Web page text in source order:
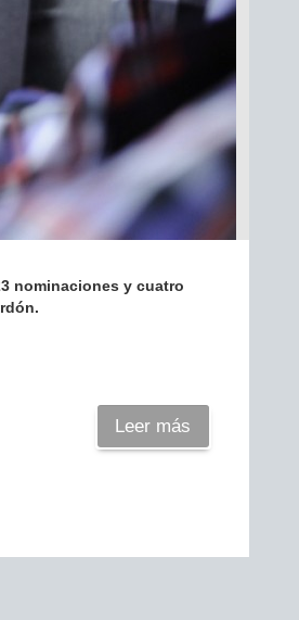
nominaciones y cuatro
Leer más